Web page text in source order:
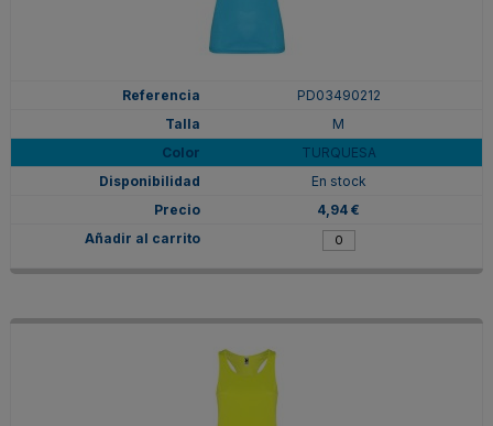
PD03490212
M
TURQUESA
En stock
4,94 €